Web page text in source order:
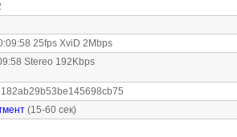
25fps XviD 2Mbps
Stereo 192Kbps
(15-60 сек)